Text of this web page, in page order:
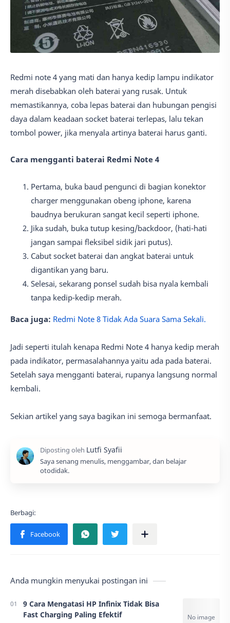
Redmi note 4 yang mati dan hanya kedip lampu indikator
merah disebabkan oleh baterai yang rusak. Untuk
memastikannya, coba lepas baterai dan hubungan pengisi
daya dalam keadaan socket baterai terlepas, lalu tekan
tombol power, jika menyala artinya baterai harus ganti.
Cara mengganti baterai Redmi Note 4
Pertama, buka baud pengunci di bagian konektor
charger menggunakan obeng iphone, karena
baudnya berukuran sangat kecil seperti iphone.
Jika sudah, buka tutup kesing/backdoor, (hati-hati
jangan sampai fleksibel sidik jari putus).
Cabut socket baterai dan angkat baterai untuk
digantikan yang baru.
Selesai, sekarang ponsel sudah bisa nyala kembali
tanpa kedip-kedip merah.
Baca juga: Redmi Note 8 Tidak Ada Suara Sama Sekali.
Jadi seperti itulah kenapa Redmi Note 4 hanya kedip merah
pada indikator, permasalahannya yaitu ada pada baterai.
Setelah saya mengganti baterai, rupanya langsung normal
kembali.
Sekian artikel yang saya bagikan ini semoga bermanfaat.
Saya senang menulis, menggambar, dan belajar
otodidak.
Anda mungkin menyukai postingan ini
9 Cara Mengatasi HP Infinix Tidak Bisa
Fast Charging Paling Efektif